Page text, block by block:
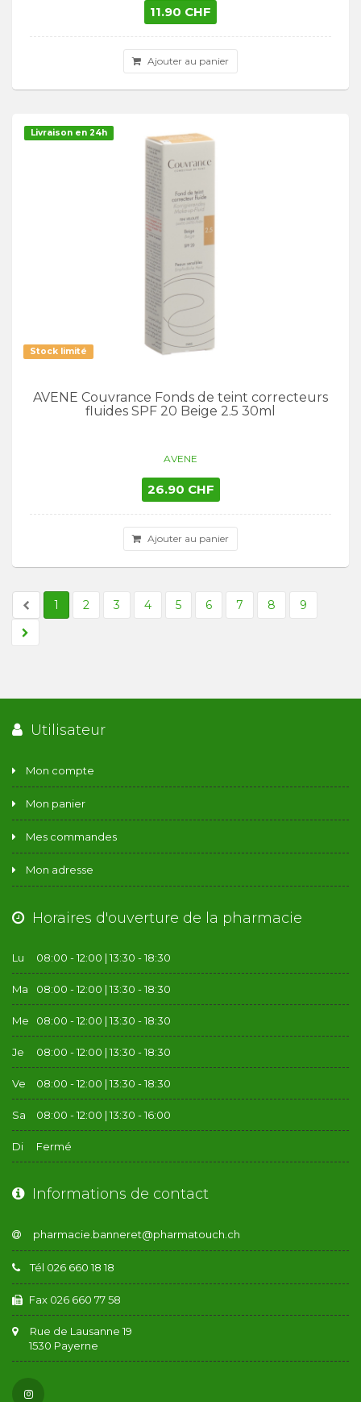
11.90 CHF
Ajouter au panier
Livraison en 24h
Stock limité
AVENE Couvrance Fonds de teint correcteurs
fluides SPF 20 Beige 2.5 30ml
AVENE
26.90 CHF
Ajouter au panier
1 2 3 4 5 6 7 8 9
Utilisateur
Mon compte
Mon panier
Mes commandes
Mon adresse
Horaires d'ouverture de la pharmacie
Lu 08:00 - 12:00 | 13:30 - 18:30
Ma 08:00 - 12:00 | 13:30 - 18:30
Me 08:00 - 12:00 | 13:30 - 18:30
Je 08:00 - 12:00 | 13:30 - 18:30
Ve 08:00 - 12:00 | 13:30 - 18:30
Sa 08:00 - 12:00 | 13:30 - 16:00
Di Fermé
Informations de contact
Tél 026 660 18 18
Fax 026 660 77 58
Rue de Lausanne 19
1530 Payerne